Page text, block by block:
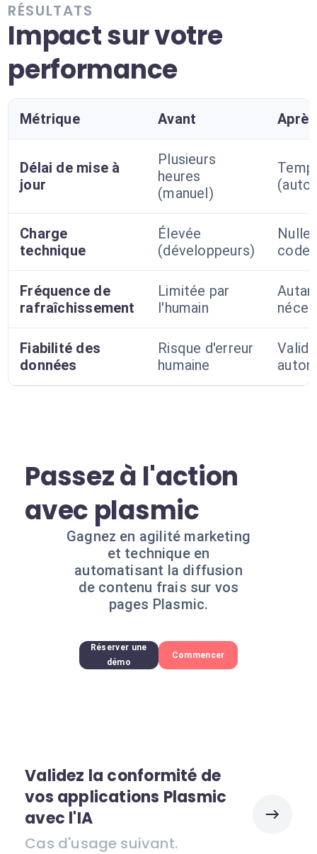
RÉSULTATS
Impact sur votre
performance
Métrique Avant Après
Délai de mise à
jour
Plusieurs
heures
(manuel)
Charge
technique
Élevée
(développeurs)
Nulle
code)
Fréquence de
rafraîchissement
Limitée par
l'humain
Fiabilité des
données
Risque d'erreur
humaine
Passez à l'action
avec plasmic
Gagnez en agilité marketing
et technique en
automatisant la diffusion
de contenu frais sur vos
pages Plasmic.
Réserver une
démo
Commencer
Validez la conformité de
vos applications Plasmic
avec l'IA
Cas d'usage suivant.